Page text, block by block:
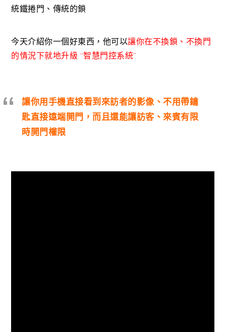
統鐵捲門、傳統的鎖
今天介紹你一個好東西，他可以讓你在不換鎖、不換門
的情況下就地升級 “智慧門控系統”
讓你用手機直接看到來訪者的影像、不用帶鑰
匙直接遠端開門，而且還能讓訪客、來賓有限
時開門權限